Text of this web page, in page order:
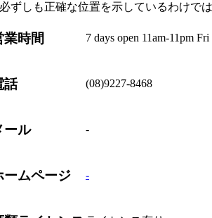
ずしも正確な位置を示しているわけで
業時間 7 days open 11am-11pm
話 (08)9227-8468
ール -
ームページ -